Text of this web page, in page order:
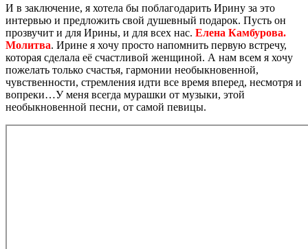
И в заключение, я хотела бы поблагодарить Ирину за это
интервью и предложить свой душевный подарок. Пусть он
прозвучит и для Ирины, и для всех нас. Елена Камбурова.
Молитва. Ирине я хочу просто напомнить первую встречу,
которая сделала её счастливой женщиной. А нам всем я хочу
пожелать только счастья, гармонии необыкновенной,
чувственности, стремления идти все время вперед, несмотря и
вопреки…У меня всегда мурашки от музыки, этой
необыкновенной песни, от самой певицы.